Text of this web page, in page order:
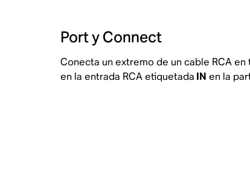
Port y Connect
Conecta un extremo de un cable RCA
en la entrada RCA etiquetada IN en la